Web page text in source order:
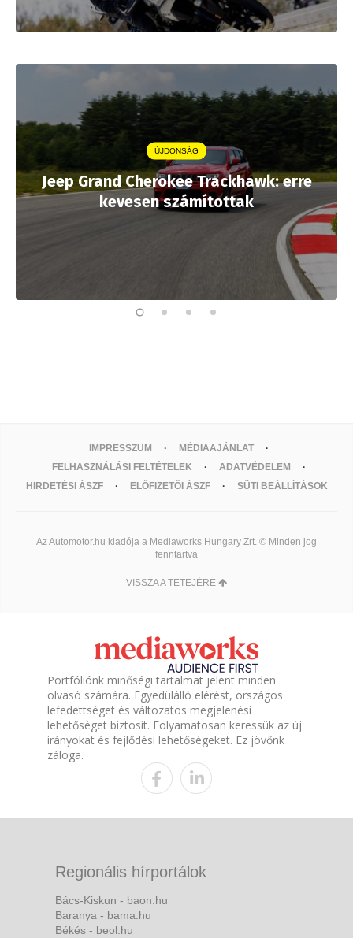
ÚJDONSÁG
Jeep Grand Cherokee Trackhawk: erre
kevesen számítottak
IMPRESSZUM
MÉDIAAJÁNLAT
FELHASZNÁLÁSI FELTÉTELEK
ADATVÉDELEM
HIRDETÉSI ÁSZF
ELŐFIZETŐI ÁSZF SÜTI BEÁLLÍTÁSOK
Az Automotor.hu kiadója a Mediaworks Hungary Zrt. © Minden jog
fenntartva
VISSZA A TETEJÉRE
Portfóliónk minőségi tartalmat jelent minden
olvasó számára. Egyedülálló elérést, országos
lefedettséget és változatos megjelenési
lehetőséget biztosít. Folyamatosan keressük az új
irányokat és fejlődési lehetőségeket. Ez jövőnk
záloga.
Regionális hírportálok
Bács-Kiskun - baon.hu
Baranya - bama.hu
Békés - beol.hu